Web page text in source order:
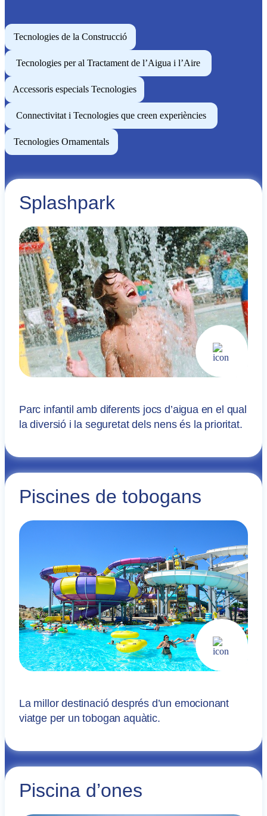
Tecnologies de la Construcció
Tecnologies per al Tractament de l’Aigua i l’Aire
Accessoris especials Tecnologies
Connectivitat i Tecnologies que creen experiències
Tecnologies Ornamentals
Splashpark
Parc infantil amb diferents jocs d’aigua en el qual
la diversió i la seguretat dels nens és la prioritat.
Piscines de tobogans
La millor destinació després d’un emocionant
viatge per un tobogan aquàtic.
Piscina d’ones